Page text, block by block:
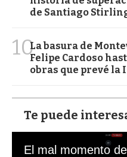
de Santiago
10La basura de
Felipe Cardoso
obras que prevé la
Te puede